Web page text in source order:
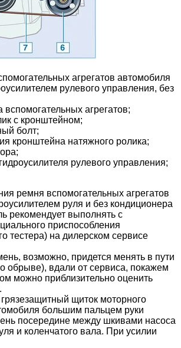
агрегатов автомобиля
рулевого управления, без
агрегатов;
с кронштейном;
болт;
кронштейна натяжного ролика;
рулевого управления;
ремня вспомогательных агрегатов
руля и без кондиционера
рекомендует выполнять с
приспособления
тестера) на дилерском сервисе
возможно, придется менять в пути
обрыве), вдали от сервиса, покажем
можно приблизительно оценить
щиток моторного
большим пальцем руки
посередине между шкивами насоса
и коленчатого вала. При усилии